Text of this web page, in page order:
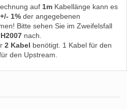
auf 1m Kabellänge kann es
+/- 1% der angegebenen
Bitte sehen Sie im Zweifelsfall
H2007 nach.
2 Kabel benötigt. 1 Kabel für den
den Upstream.